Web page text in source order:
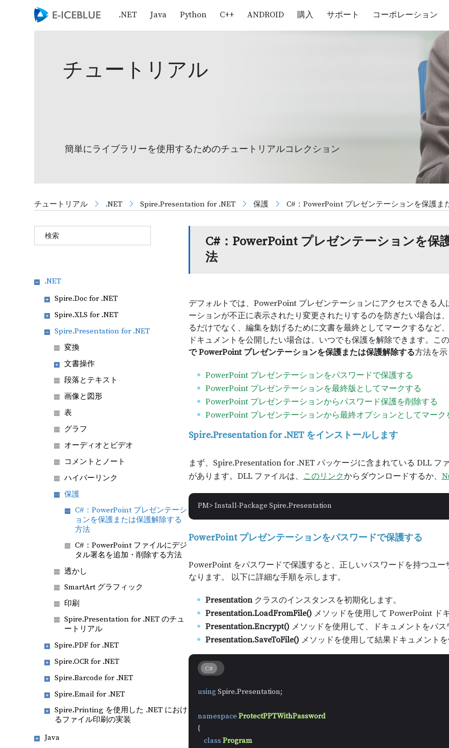
.NET Java Python C++ ANDROID 購入 サポート コーポレーション
チュートリアル
簡単にライブラリーを使用するためのチュートリアルコレクション
チュートリアル .NET Spire.Presentation for .NET 保護 C#：PowerPoint プレゼンテーションを保護ま
C#：PowerPoint プレゼンテーションを保
法
デフォルトでは、PowerPoint プレゼンテーションにアクセスできる
ーションが不正に表示されたり変更されたりするのを防ぎたい場合は
るだけでなく、編集を妨げるために文書を最終としてマークするなど
ドキュメントを公開したい場合は、いつでも保護を解除できます。この
で PowerPoint プレゼンテーションを保護または保護解除する方法を示
PowerPoint プレゼンテーションをパスワードで保護する
PowerPoint プレゼンテーションを最終版としてマークする
PowerPoint プレゼンテーションからパスワード保護を削除する
PowerPoint プレゼンテーションから最終オプションとしてマーク
Spire.Presentation for .NET をインストールします
まず、Spire.Presentation for .NET パッケージに含まれている DLL フ
があります。DLL ファイルは、
このリンクからダウンロードするか、
PM> Install-Package Spire.Presentation
PowerPoint プレゼンテーションをパスワードで保護する
PowerPoint をパスワードで保護すると、正しいパスワードを持つユ
なります。 以下に詳細な手順を示します。
Presentationクラスのインスタンスを初期化します。
Presentation.LoadFromFile()メソッドを使用して PowerPoint ド
Presentation.Encrypt()メソッドを使用して、ドキュメントをパス
Presentation.SaveToFile()メソッドを使用して結果ドキュメントを
C#
using Spire.Presentation;
namespace ProtectPPTWithPassword
{
class Program
.NET
Spire.Doc for .NET
Spire.XLS for .NET
Spire.Presentation for .NET
変換
文書操作
段落とテキスト
画像と図形
表
グラフ
オーディオとビデオ
コメントとノート
ハイパーリンク
保護
C#：PowerPoint プレゼンテーシ
ョンを保護または保護解除する
方法
C#：PowerPoint ファイルにデジ
タル署名を追加・削除する方法
透かし
SmartArt グラフィック
印刷
Spire.Presentation for .NET のチュ
ートリアル
Spire.PDF for .NET
Spire.OCR for .NET
Spire.Barcode for .NET
Spire.Email for .NET
Spire.Printing を使用した .NET におけ
るファイル印刷の実装
Java